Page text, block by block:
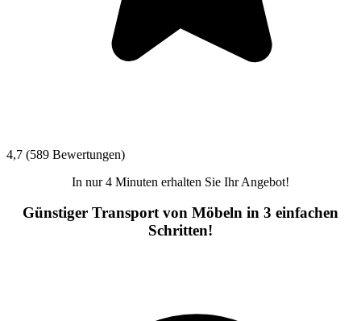
4,7 (589 Bewertungen)
In nur 4 Minuten erhalten Sie Ihr Angebot!
Günstiger Transport von Möbeln in 3 einfachen
Schritten!